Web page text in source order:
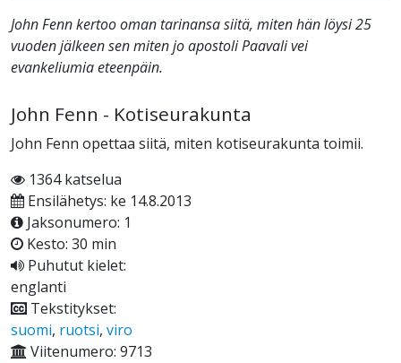
John Fenn kertoo oman tarinansa siitä, miten hän löysi 25
vuoden jälkeen sen miten jo apostoli Paavali vei
evankeliumia eteenpäin.
John Fenn - Kotiseurakunta
John Fenn opettaa siitä, miten kotiseurakunta toimii.
1364 katselua
Ensilähetys: ke 14.8.2013
Jaksonumero: 1
Kesto: 30 min
Puhutut kielet:
englanti
Tekstitykset:
suomi, ruotsi, viro
Viitenumero: 9713